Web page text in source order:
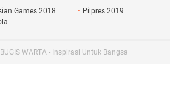
Games 2018
Pilpres 2019
BUGIS WARTA - Inspirasi Untuk Bangsa